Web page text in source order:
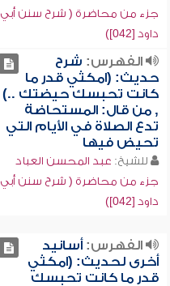
جزء من محاضرة ( شرح سنن أبي
داود [042])
الفهرس: شرح
حديث: (امكثي قدر ما
كانت تحبسك حيضتك ..)
, من قال: المستحاضة
تدع الصلاة في الأيام التي
تحيض فيها
للشيخ: عبد المحسن العباد
جزء من محاضرة ( شرح سنن أبي
داود [042])
الفهرس:أسانيد
أخرى لحديث: (امكثي
قدر ما كانت تحبسك